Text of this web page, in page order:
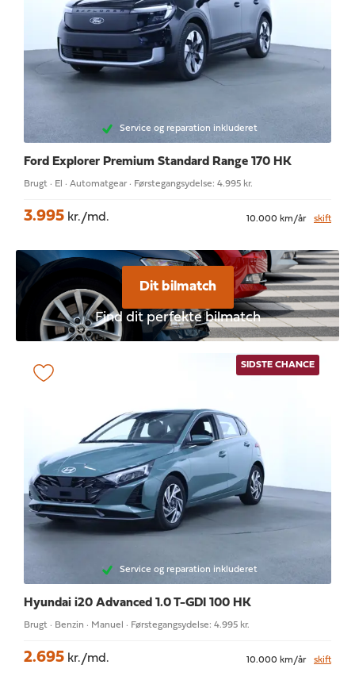
Service og reparation inkluderet
Ford Explorer Premium Standard Range 170 HK
Brugt · El · Automatgear · Førstegangsydelse: 4.995 kr.
3.995 kr./md. 10.000 km/år skift
Dit bilmatch
Find dit perfekte bilmatch
SIDSTE CHANCE
Service og reparation inkluderet
Hyundai i20 Advanced 1.0 T-GDI 100 HK
Brugt · Benzin · Manuel · Førstegangsydelse: 4.995 kr.
2.695 kr./md. 10.000 km/år skift